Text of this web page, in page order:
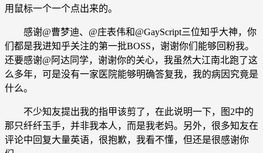
用鼠标一个一个点出来的。
感谢@曹梦迪、@庄表伟和@GayScript三位知乎大神，你
们都是我进知乎关注的第一批BOSS，谢谢你们能够回粉我。
还要感谢@阿达同学，谢谢你的关心，我虽然大江南北跑了这
么多年，可是没有一家医院能够明确答复我，我的病因究竟是
什么。
不少知友提出我的指甲该剪了，在此说明一下，图2中的
那只纤纤玉手，并非我本人，而是我老妈。另外，很多知友在
评论中回复大量英语，很抱歉，我看不懂，但还是很感谢你